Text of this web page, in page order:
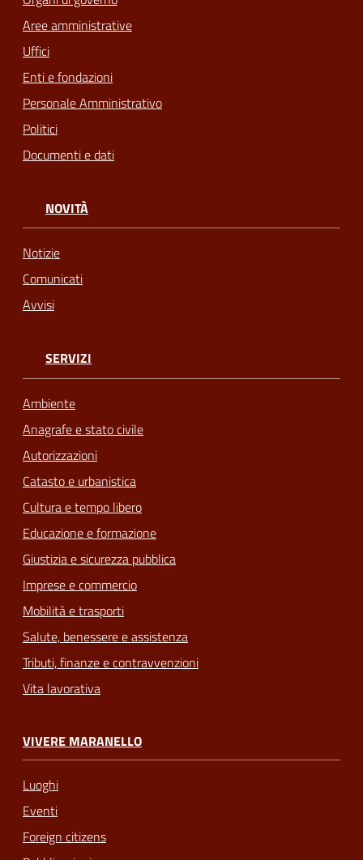
Aree amministrative
Uffici
Enti e fondazioni
Personale Amministrativo
Politici
Documenti e dati
NOVITÀ
Notizie
Comunicati
Avvisi
SERVIZI
Ambiente
Anagrafe e stato civile
Autorizzazioni
Catasto e urbanistica
Cultura e tempo libero
Educazione e formazione
Giustizia e sicurezza pubblica
Imprese e commercio
Mobilità e trasporti
Salute, benessere e assistenza
Tributi, finanze e contravvenzioni
Vita lavorativa
VIVERE MARANELLO
Luoghi
Eventi
Foreign citizens